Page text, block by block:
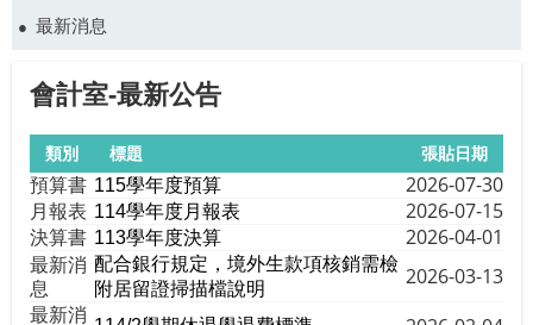
最新消息
會計室-最新公告
類別 標題 張貼日期
預算書 115學年度預算
2026-07-30
月報表 114學年度月報表
2026-07-15
決算書 113學年度決算
2026-04-01
最新消
息
配合銀行規定，境外生款項核銷需檢
附居留證掃描檔說明
2026-03-13
最新消